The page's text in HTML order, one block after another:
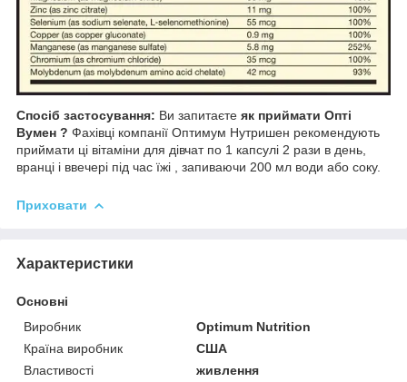
Спосіб застосування: Ви запитаєте як приймати Опті
Вумен ? Фахівці компанії Оптимум Нутришен рекомендують
приймати ці вітаміни для дівчат по 1 капсулі 2 рази в день,
вранці і ввечері під час їжі , запиваючи 200 мл води або соку.
Приховати
Характеристики
Основні
Виробник
Optimum Nutrition
Країна виробник
США
Властивості
живлення